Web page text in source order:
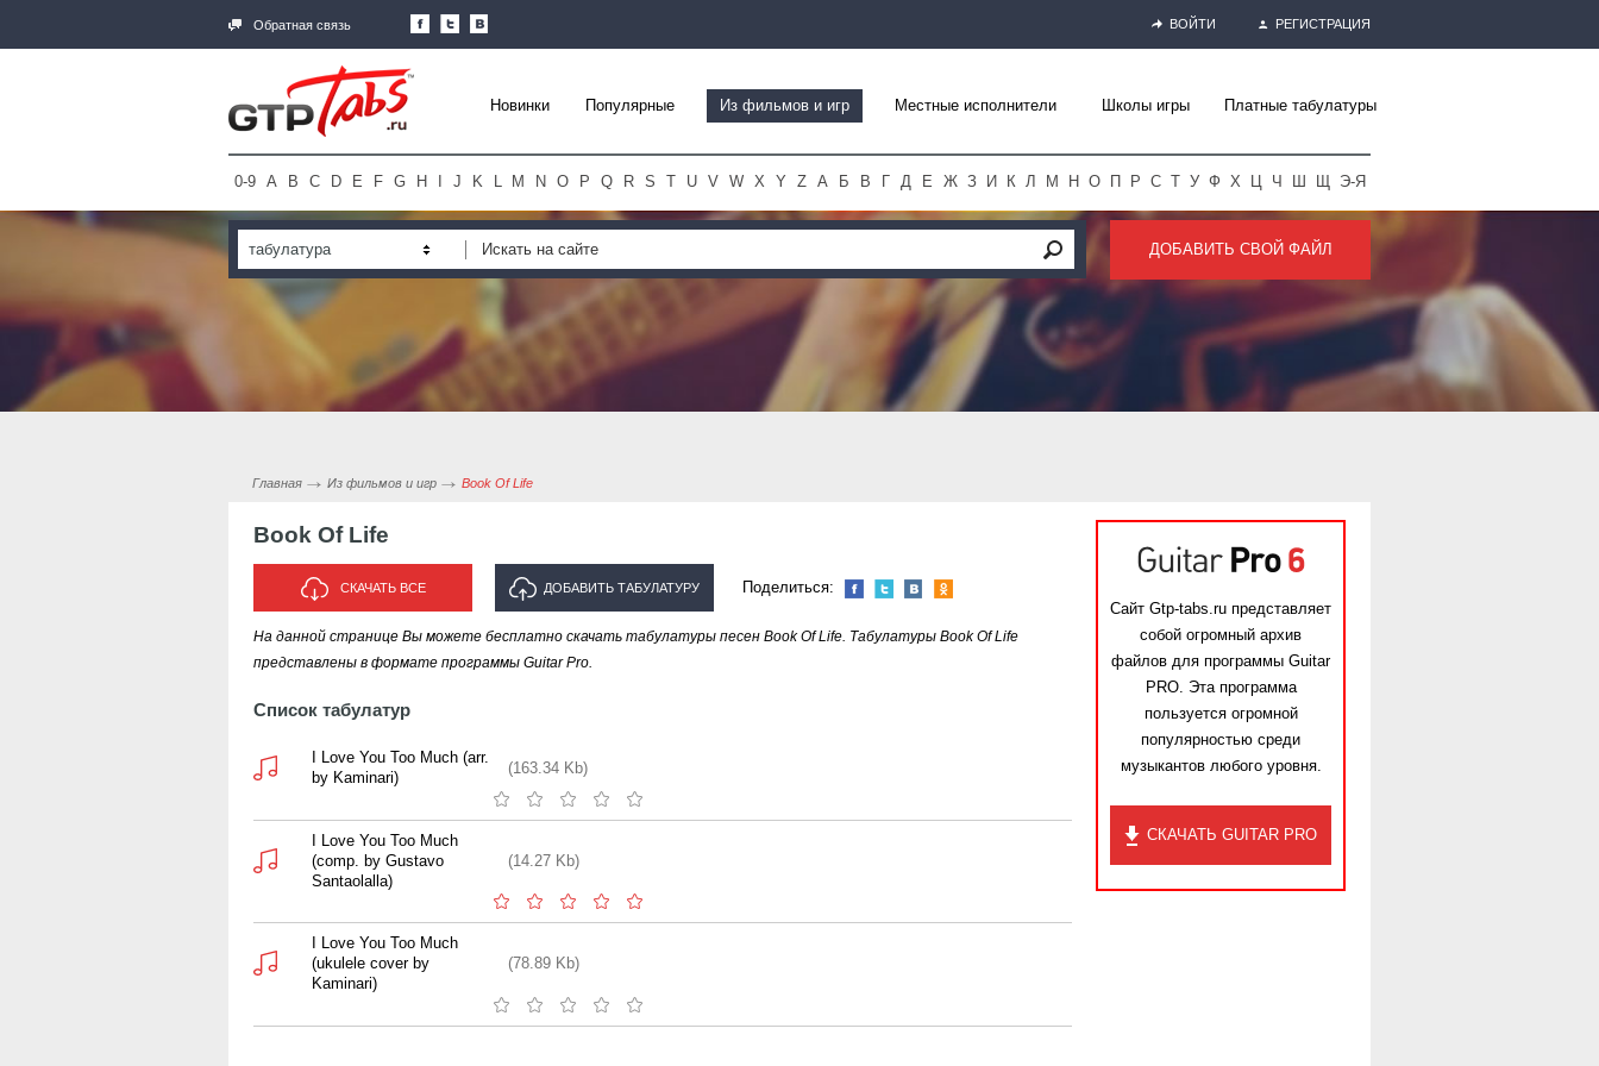
Обратная связь ВОЙТИ РЕГИСТРАЦИЯ
Новинки Популярные Из фильмов и игр Местные исполнители Школы игры Платные табулатуры
0-9 A B C D E F G H J K L M N O P Q R S T U V W X Y Z А Б В Г Д Е Ж З И К Л М Н О П Р С Т У Ф Х Ц Ч Ш Щ Э-Я
табулатура ДОБАВИТЬ СВОЙ ФАЙЛ
Главная Из фильмов и игр Book Of Life
Book Of Life
СКАЧАТЬ ВСЕ ДОБАВИТЬ ТАБУЛАТУРУ
ИСПОЛНИТЕЛЯ "BOOK OF LIFE"
Поделиться:
На данной странице Вы можете бесплатно скачать табулатуры песен Book Of Life. Табулатуры Book Of Life
представлены в формате программы Guitar Pro.
Список табулатур
I Love You Too Much (arr.
by Kaminari)
(163.34 Kb)
I Love You Too Much
(comp. by Gustavo
Santaolalla)
(14.27 Kb)
I Love You Too Much
(ukulele cover by
Kaminari)
(78.89 Kb)
Сайт Gtp-tabs.ru представляет
собой огромный архив
файлов для программы Guitar
PRO. Эта программа
пользуется огромной
популярностью среди
музыкантов любого уровня.
СКАЧАТЬ GUITAR PRO